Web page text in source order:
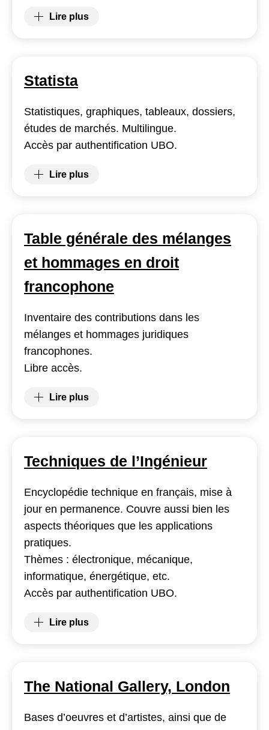
Lire plus
Statista
Statistiques, graphiques, tableaux, dossiers,
études de marchés. Multilingue.
Accès par authentification UBO.
Lire plus
Table générale des mélanges
et hommages en droit
francophone
Inventaire des contributions dans les
mélanges et hommages juridiques
francophones.
Libre accès.
Lire plus
Techniques de l’Ingénieur
Encyclopédie technique en français, mise à
jour en permanence. Couvre aussi bien les
aspects théoriques que les applications
pratiques.
Thèmes : électronique, mécanique,
informatique, énergétique, etc.
Accès par authentification UBO.
Lire plus
The National Gallery, London
Bases d’oeuvres et d’artistes, ainsi que de